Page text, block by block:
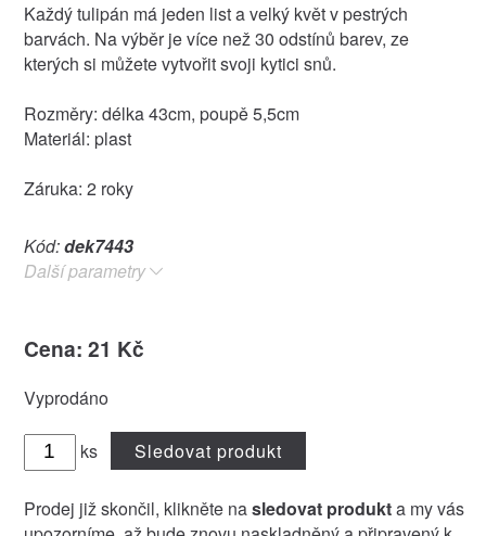
Každý tulipán má jeden list a velký květ v pestrých
barvách. Na výběr je více než 30 odstínů barev, ze
kterých si můžete vytvořit svoji kytici snů.
Rozměry: délka 43cm, poupě 5,5cm
Materiál: plast
Záruka: 2 roky
Kód:dek7443
Další parametry
Cena: 21 Kč
Vyprodáno
ks Sledovat produkt
Prodej již skončil, klikněte nasledovat produkta my vás